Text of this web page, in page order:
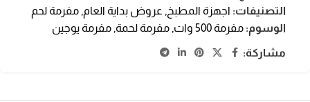
التصنيفات: اجهزة المطبخ , عروض بداية العام, مفرمة لحم
الوسوم: مفرمة 500 وات , مفرمة لحمة, مفرمة يوجين
مشاركة: